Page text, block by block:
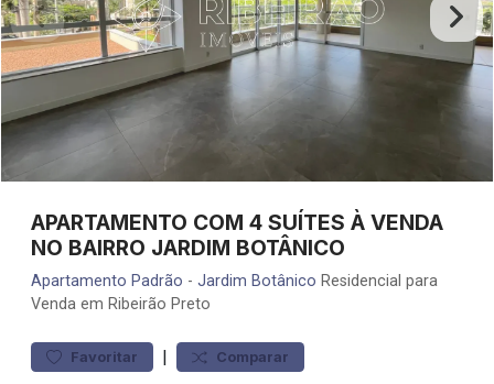
APARTAMENTO COM 4 SUÍTES À VENDA
NO BAIRRO JARDIM BOTÂNICO
Apartamento Padrão - Jardim Botânico Residencial para
Venda em Ribeirão Preto
Favoritar | Comparar